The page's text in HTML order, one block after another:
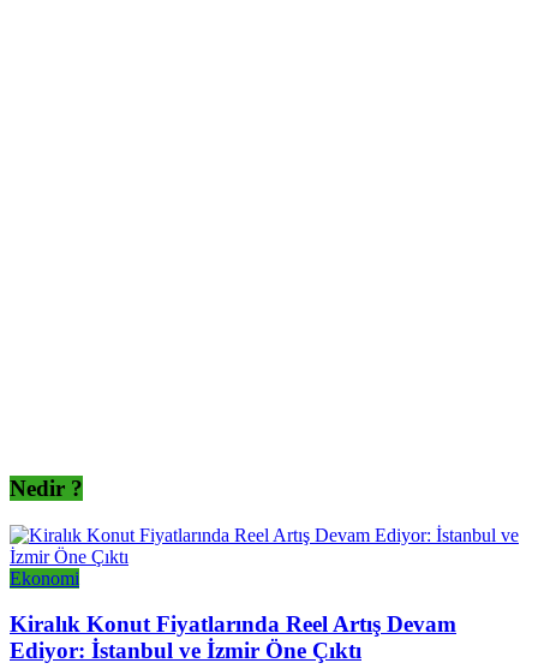
Nedir ?
Ekonomi
Kiralık Konut Fiyatlarında Reel Artış Devam
Ediyor: İstanbul ve İzmir Öne Çıktı